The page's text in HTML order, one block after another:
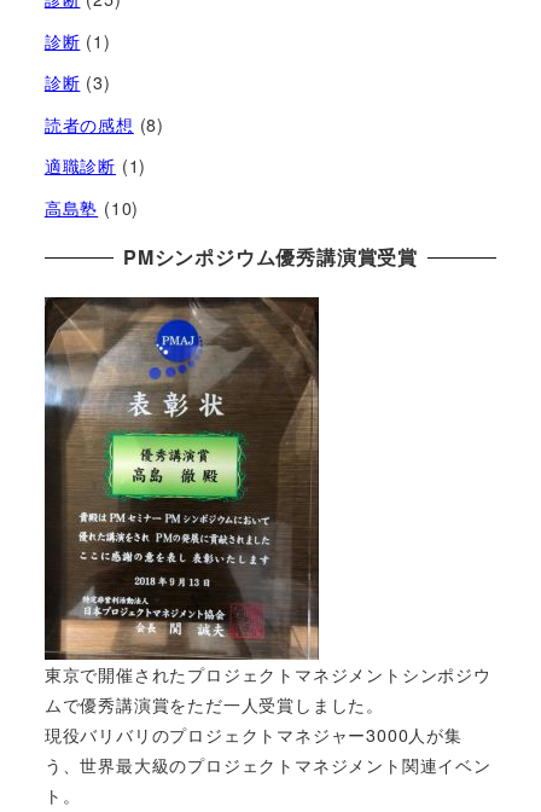
診断 (1)
診断 (3)
読者の感想 (8)
適職診断 (1)
高島塾 (10)
PMシンポジウム優秀講演賞受賞
東京で開催されたプロジェクトマネジメントシンポジウ
ムで優秀講演賞をただ一人受賞しました。
現役バリバリのプロジェクトマネジャー3000人が集
う、世界最大級のプロジェクトマネジメント関連イベン
ト。